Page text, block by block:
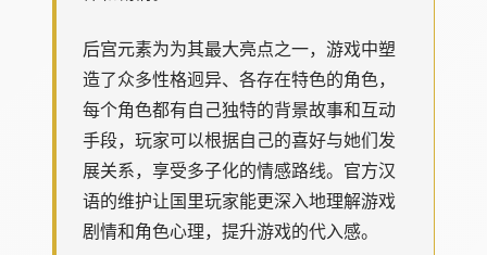
后宫元素为为其最大亮点之一，游戏中塑
造了众多性格迥异、各存在特色的角色，
每个角色都有自己独特的背景故事和互动
手段，玩家可以根据自己的喜好与她们发
展关系，享受多子化的情感路线。官方汉
语的维护让国里玩家能更深入地理解游戏
剧情和角色心理，提升游戏的代入感。